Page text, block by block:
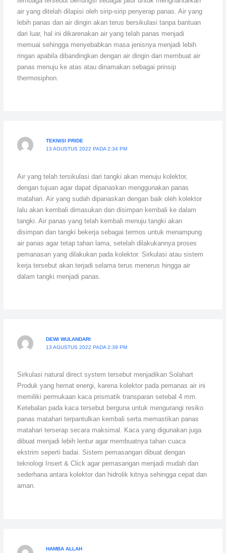
air yang ditelah dilapisi oleh sirip-sirip penyerap panas. Air yang
lebih panas dan air dingin akan terus bersikulasi tanpa bantuan
dari luar, hal ini dikarenakan air yang telah panas menjadi
memuai sehingga menyebabkan masa jenisnya menjadi lebih
ringan apabila dibandingkan dengan air dingin dan membuat air
panas menuju ke atas atau dinamakan sebagai prinsip
thermosiphon.
TEKNISI PRIDE
13 AGUSTUS 2022 PADA 2:34 PM
Air yang telah tersikulasi dari tangki akan menuju kolektor,
dengan tujuan agar dapat dipanaskan menggunakan panas
matahari. Air yang sudah dipanaskan dengan baik oleh kolektor
lalu akan kembali dimasukan dan disimpan kembali ke dalam
tangki. Air panas yang telah kembali menuju tangki akan
disimpan dan tangki bekerja sebagai termos untuk menampung
air panas agar tetap tahan lama, setelah dilakukannya proses
pemanasan yang dilakukan pada kolektor. Sirkulasi atau sistem
kerja tersebut akan terjadi selama terus menerus hingga air
dalam tangki menjadi panas.
DEWI WULANDARI
13 AGUSTUS 2022 PADA 2:39 PM
Sirkulasi natural direct system tersebut menjadikan Solahart
Produk yang hemat energi, karena kolektor pada pemanas air ini
memiliki permukaan kaca prismatik transparan setebal 4 mm.
Ketebalan pada kaca tersebut berguna untuk mengurangi resiko
panas matahari terpantulkan kembali serta memastikan panas
matahari terserap secara maksimal. Kaca yang digunakan juga
dibuat menjadi lebih lentur agar membuatnya tahan cuaca
ekstrim seperti badai. Sistem pemasangan dibuat dengan
teknologi Insert & Click agar pemasangan menjadi mudah dan
sederhana antara kolektor dan hidrolik kitnya sehingga cepat dan
aman.
HAMBA ALLAH